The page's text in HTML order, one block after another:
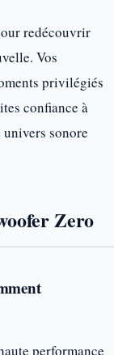
redécouvrir
Vos
privilégiés
confiance à
sonore
Zero
performance